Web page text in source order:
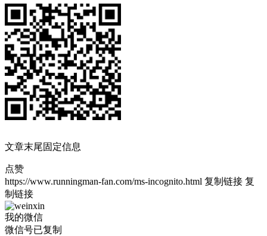
文章末尾固定信息
点赞
https://www.runningman-fan.com/ms-incognito.html 复制链接 复
制链接
我的微信
微信号已复制